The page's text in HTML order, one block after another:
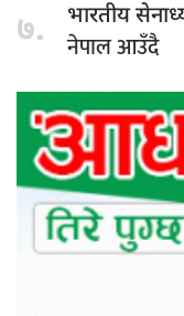
७. भारतीय
नेपाल आउँदै